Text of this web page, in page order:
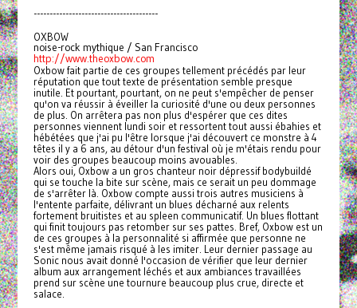
---------------------------------------
OXBOW
noise-rock mythique / San Francisco
http://www.theoxbow.com
Oxbow fait partie de ces groupes tellement précédés par leur
réputation que tout texte de présentation semble presque
inutile. Et pourtant, pourtant, on ne peut s'empêcher de penser
qu'on va réussir à éveiller la curiosité d'une ou deux personnes
de plus. On arrêtera pas non plus d'espérer que ces dites
personnes viennent lundi soir et ressortent tout aussi ébahies et
hébétées que j'ai pu l'être lorsque j'ai découvert ce monstre à 4
têtes il y a 6 ans, au détour d'un festival où je m'étais rendu pour
voir des groupes beaucoup moins avouables.
Alors oui, Oxbow a un gros chanteur noir dépressif bodybuildé
qui se touche la bite sur scène, mais ce serait un peu dommage
de s'arrêter là. Oxbow compte aussi trois autres musiciens à
l'entente parfaite, délivrant un blues décharné aux relents
fortement bruitistes et au spleen communicatif. Un blues flottant
qui finit toujours pas retomber sur ses pattes. Bref, Oxbow est un
de ces groupes à la personnalité si affirmée que personne ne
s'est même jamais risqué à les imiter. Leur dernier passage au
Sonic nous avait donné l'occasion de vérifier que leur dernier
album aux arrangement léchés et aux ambiances travaillées
prend sur scène une tournure beaucoup plus crue, directe et
salace.